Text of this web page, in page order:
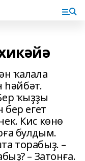
ҡалала
һәйбәт.
ҡыҙҙы
егет
Кис көнө
булдым.
торабыҙ. –
– Затонға.